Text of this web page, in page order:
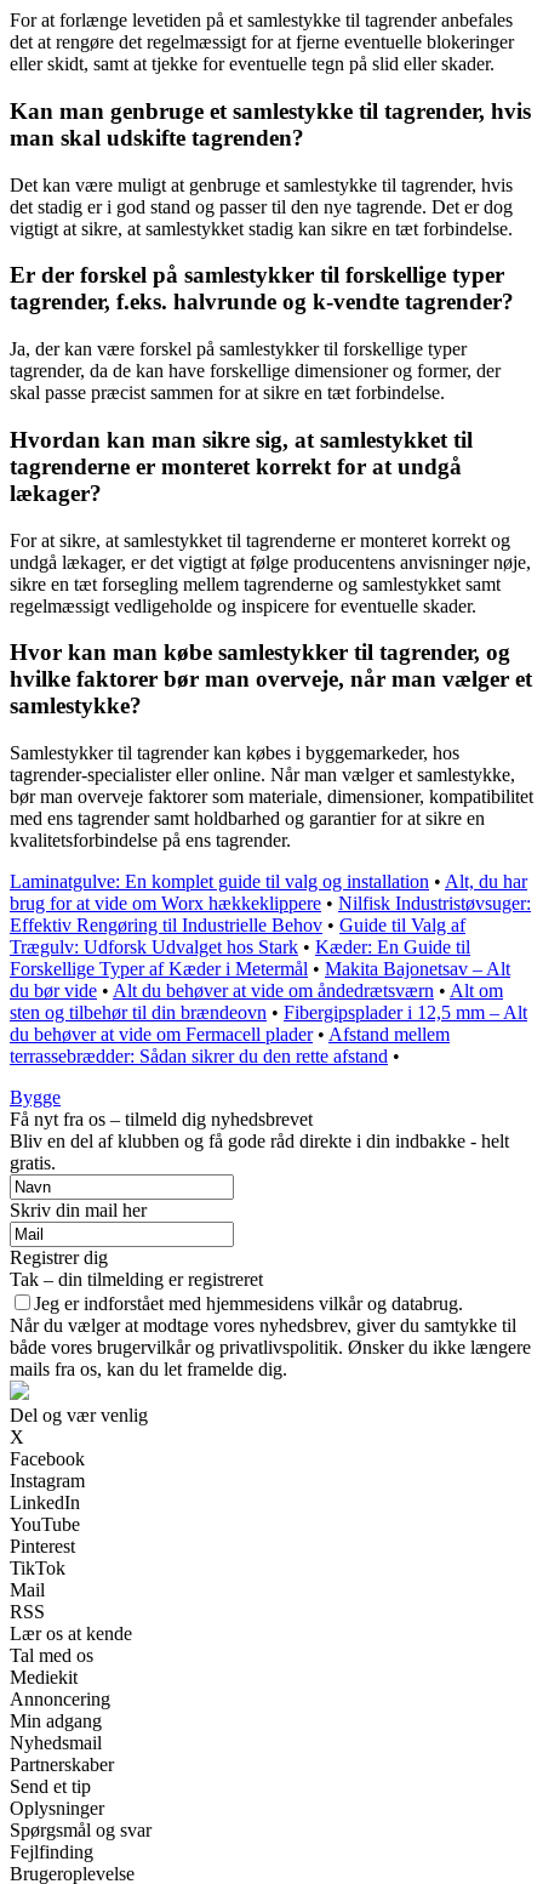
For at forlænge levetiden på et samlestykke til tagrender anbefales
det at rengøre det regelmæssigt for at fjerne eventuelle blokeringer
eller skidt, samt at tjekke for eventuelle tegn på slid eller skader.
Kan man genbruge et samlestykke til tagrender, hvis
man skal udskifte tagrenden?
Det kan være muligt at genbruge et samlestykke til tagrender, hvis
det stadig er i god stand og passer til den nye tagrende. Det er dog
vigtigt at sikre, at samlestykket stadig kan sikre en tæt forbindelse.
Er der forskel på samlestykker til forskellige typer
tagrender, f.eks. halvrunde og k-vendte tagrender?
Ja, der kan være forskel på samlestykker til forskellige typer
tagrender, da de kan have forskellige dimensioner og former, der
skal passe præcist sammen for at sikre en tæt forbindelse.
Hvordan kan man sikre sig, at samlestykket til
tagrenderne er monteret korrekt for at undgå
lækager?
For at sikre, at samlestykket til tagrenderne er monteret korrekt og
undgå lækager, er det vigtigt at følge producentens anvisninger nøje,
sikre en tæt forsegling mellem tagrenderne og samlestykket samt
regelmæssigt vedligeholde og inspicere for eventuelle skader.
Hvor kan man købe samlestykker til tagrender, og
hvilke faktorer bør man overveje, når man vælger et
samlestykke?
Samlestykker til tagrender kan købes i byggemarkeder, hos
tagrender-specialister eller online. Når man vælger et samlestykke,
bør man overveje faktorer som materiale, dimensioner, kompatibilitet
med ens tagrender samt holdbarhed og garantier for at sikre en
kvalitetsforbindelse på ens tagrender.
Laminatgulve: En komplet guide til valg og installation • Alt, du har
brug for at vide om Worx hækkeklippere • Nilfisk Industristøvsuger:
Effektiv Rengøring til Industrielle Behov • Guide til Valg af
Trægulv: Udforsk Udvalget hos Stark • Kæder: En Guide til
Forskellige Typer af Kæder i Metermål • Makita Bajonetsav – Alt
du bør vide • Alt du behøver at vide om åndedrætsværn • Alt om
sten og tilbehør til din brændeovn • Fibergipsplader i 12,5 mm – Alt
du behøver at vide om Fermacell plader• Afstand mellem
terrassebrædder: Sådan sikrer du den rette afstand •
Bygge
Få nyt fra os – tilmeld dig nyhedsbrevet
Bliv en del af klubben og få gode råd direkte i din indbakke - helt
gratis.
Skriv din mail her
Registrer dig
Tak – din tilmelding er registreret
Jeg er indforstået med hjemmesidens vilkår og databrug.
Når du vælger at modtage vores nyhedsbrev, giver du samtykke til
både vores brugervilkår og privatlivspolitik. Ønsker du ikke længere
mails fra os, kan du let framelde dig.
Del og vær venlig
X
Facebook
Instagram
LinkedIn
YouTube
Pinterest
TikTok
Mail
RSS
Lær os at kende
Tal med os
Mediekit
Annoncering
Min adgang
Nyhedsmail
Partnerskaber
Send et tip
Oplysninger
Spørgsmål og svar
Fejlfinding
Brugeroplevelse